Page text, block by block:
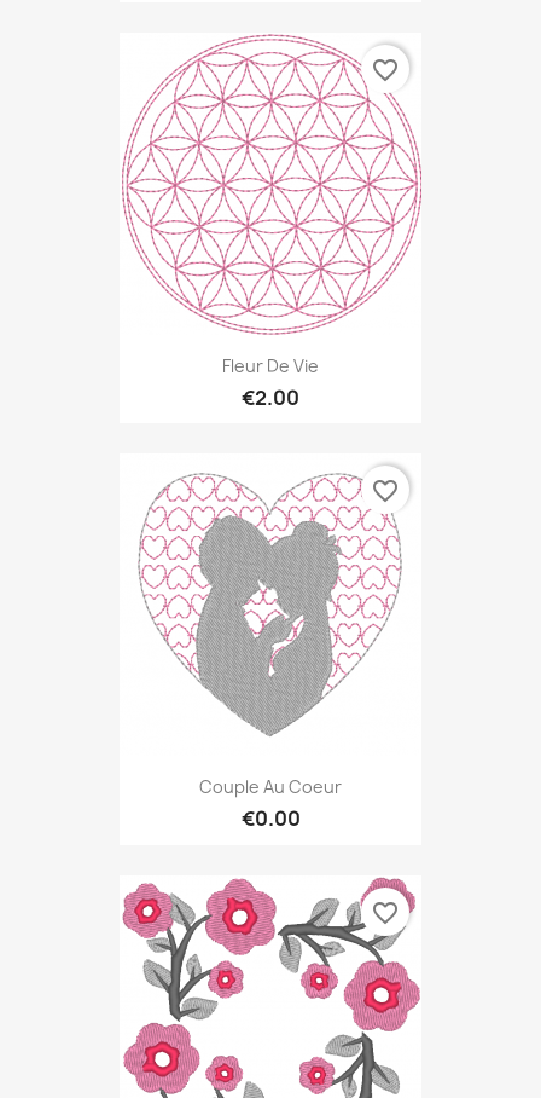
Fleur De Vie
€2.00
favorite_border
Couple Au Coeur
€0.00
favorite_border
favorite_border